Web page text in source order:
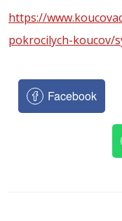
https://
pokrocilych-koucov/
Facebook